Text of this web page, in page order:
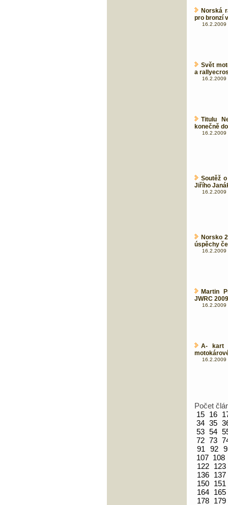
Norská
pro bronzí
16.2.2009
Svět
a
16.2.2009
Titulu
konečně
16.2.2009
Soutěž
Jiřího
16.2.2009
Norsko
úspěchy
16.2.2009
Martin
JWRC
16.2.2009
A- kart
16.2.2009
Počet
15 16
34 35
53 54
72 73
91
92
107 108
122
123
136
137
150
151
164
165
178
179